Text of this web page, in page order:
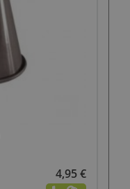
4,95 €